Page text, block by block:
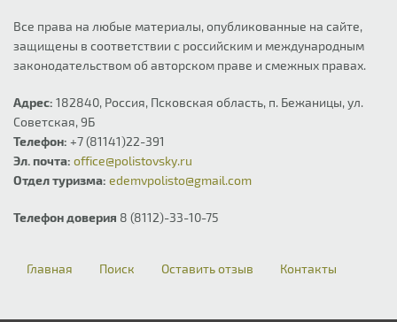
Все права на любые материалы, опубликованные на сайте,
защищены в соответствии с российским и международным
законодательством об авторском праве и смежных правах.
Адрес: 182840, Россия, Псковская область, п. Бежаницы, ул.
Советская, 9Б
Телефон: +7 (81141)22-391
Эл. почта: office@polistovsky.ru
Отдел туризма: edemvpolisto@gmail.com
Телефон доверия 8 (8112)-33-10-75
Главная Поиск Оставить отзыв Контакты